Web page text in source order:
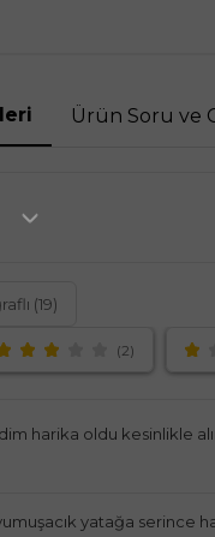
Ürün Soru ve
(19)
(2)
harika oldu kesinlikle
yatağa serince